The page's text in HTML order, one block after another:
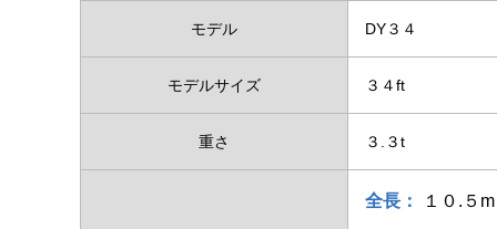
モデル DY３４
モデルサイズ ３４ft
重さ ３.３t
全長： １０.５m